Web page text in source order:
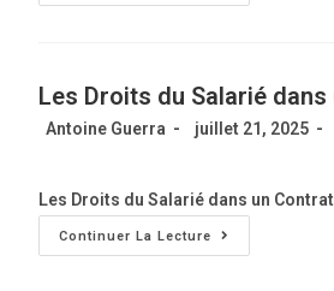
Les Droits du Salarié
Antoine Guerra juillet 21, 2025
Les Droits du Salarié dans un
Continuer La Lecture